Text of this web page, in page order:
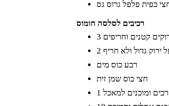
כפית פלפל גרוס גס
רכיבים לסלסה חומוס
קטנים וחריפים
ירוק גדול ולא חריף
רבע כוס מים
חצי כוס שמן זית
רכים ומוכנים למאכל